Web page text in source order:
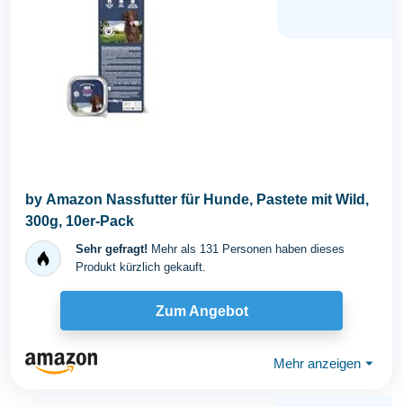
by Amazon Nassfutter für Hunde, Pastete mit Wild,
300g, 10er-Pack
Sehr gefragt! Mehr als 131 Personen haben dieses
Produkt kürzlich gekauft.
Zum Angebot
Mehr anzeigen ⏷